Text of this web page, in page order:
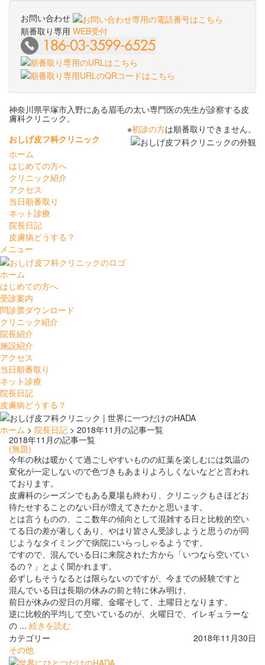
お問い合わせ
順番取り専用 WEB受付
神奈川県平塚市入野にある眉毛の太い専門医の先生が診察する皮
膚科クリニック。
※初診の方は順番取りできません。
おしげ皮フ科クリニック
ホーム
はじめての方へ
クリニック紹介
アクセス
当日順番取り
ネット診療
院長日記
皮膚病どうする？
メニュー
ホーム
はじめての方へ
受診案内
問診票ダウンロード
クリニック紹介
院長紹介
施設紹介
アクセス
当日順番取り
ネット診療
院長日記
皮膚病どうする？
ホーム > 院長日記 > 2018年11月の記事一覧
2018年11月の記事一覧
(無題)
今年の秋は暖かくて過ごしやすいものの紅葉を楽しむには気温の
変化が一定しないので色づきもあまりよろしくないなどと言われ
ております。
皮膚科のシーズンでもある夏場も終わり、クリニックもさほどお
待たせすることのない日が増えてきたかと思います。
とは言うものの、ここ数年の傾向として混雑する日と比較的空い
てる日の差が著しくあり、やはり皆さん受診しようと思うのが同
じようなタイミングで病院にいらっしゃるようです。
ですので、混んでいる日に来院された方から「いつなら空いてい
るの？」とよく聞かれます。
必ずしもそうなるとは限らないのですが、今までの経験ですと
混んでいる日は長期の休みの前と特に休み明け、
前日が休みの翌日の月曜、金曜そして、土曜日となります。
逆に比較的平均して空いているのが、火曜日で、イレギュラーな
の ... 続きを読む
カテゴリー
その他
2018年11月30日